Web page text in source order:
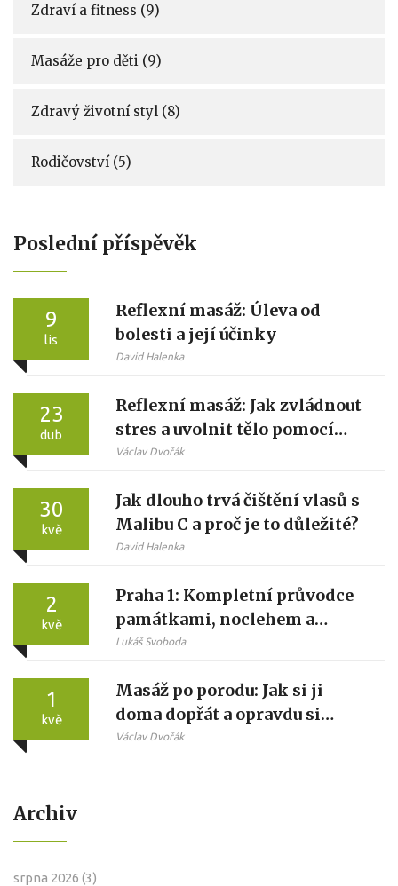
Zdraví a fitness (9)
Masáže pro děti (9)
Zdravý životní styl (8)
Rodičovství (5)
Poslední příspěvěk
9
lis
Reflexní masáž: Úleva od
bolesti a její účinky
David Halenka
23
dub
Reflexní masáž: Jak zvládnout
stres a uvolnit tělo pomocí
reflexních bodů
Václav Dvořák
30
kvě
Jak dlouho trvá čištění vlasů s
Malibu C a proč je to důležité?
David Halenka
2
kvě
Praha 1: Kompletní průvodce
památkami, noclehem a
relaxací
Lukáš Svoboda
1
kvě
Masáž po porodu: Jak si ji
doma dopřát a opravdu si
ulevit
Václav Dvořák
Archiv
srpna 2026 (3)